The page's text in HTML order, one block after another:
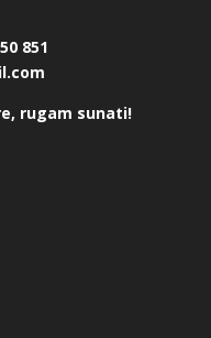
851
rugam sunati!